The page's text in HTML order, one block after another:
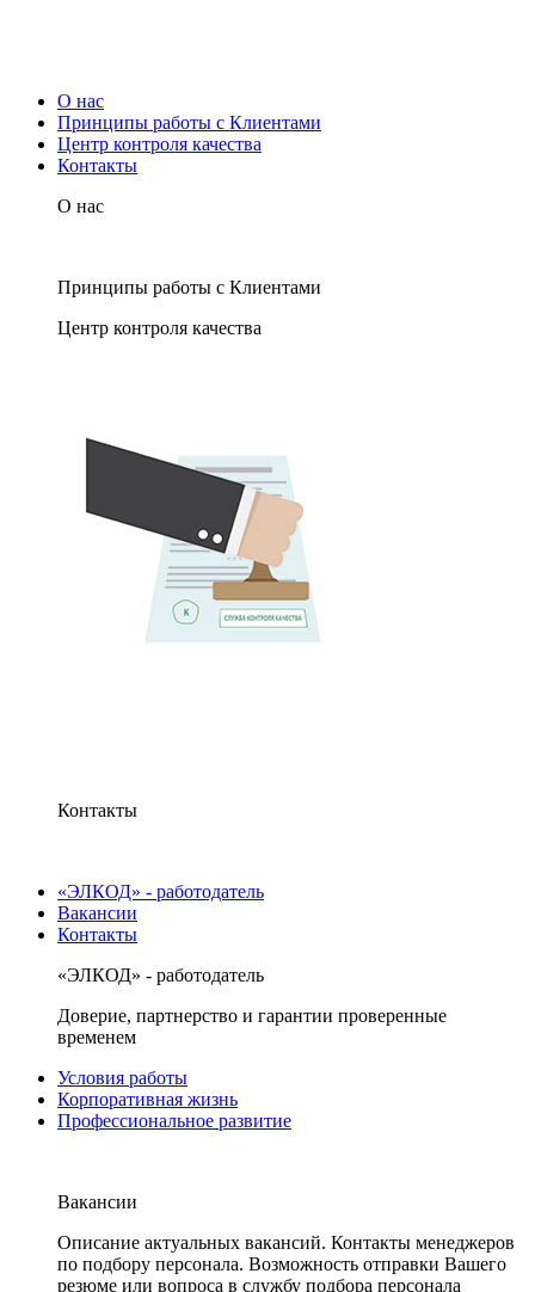
О нас
Принципы работы с Клиентами
Центр контроля качества
Контакты
О нас
Принципы работы с Клиентами
Центр контроля качества
Контакты
«ЭЛКОД» - работодатель
Вакансии
Контакты
«ЭЛКОД» - работодатель
Доверие, партнерство и гарантии проверенные
временем
Условия работы
Корпоративная жизнь
Профессиональное развитие
Вакансии
Описание актуальных вакансий. Контакты менеджеров
по подбору персонала. Возможность отправки Вашего
резюме или вопроса в службу подбора персонала